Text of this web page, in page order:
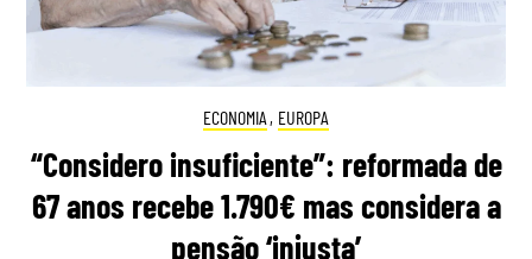
ECONOMIA , EUROPA
“Considero insuficiente”: reformada de
67 anos recebe 1.790€ mas considera a
pensão ‘injusta’